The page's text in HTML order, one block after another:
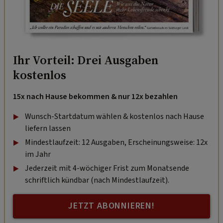
Ihr Vorteil: Drei Ausgaben
kostenlos
15x nach Hause bekommen & nur 12x bezahlen
Wunsch-Startdatum wählen & kostenlos nach Hause
liefern lassen
Mindestlaufzeit: 12 Ausgaben, Erscheinungsweise: 12x
im Jahr
Jederzeit mit 4-wöchiger Frist zum Monatsende
schriftlich kündbar (nach Mindestlaufzeit).
JETZT ABONNIEREN!